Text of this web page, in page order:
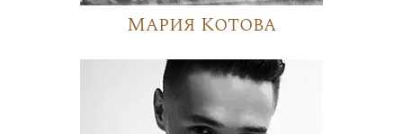
Мария Котова